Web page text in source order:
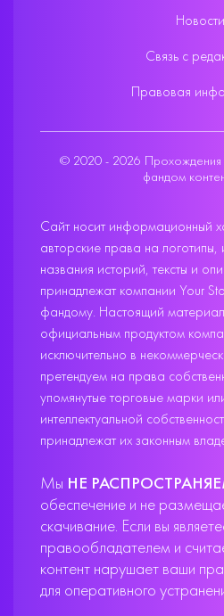
Новости
Связь с
Правовая
© 2020 - 2026 Прохождения
фандом
Сайт носит информационный
авторские права на
названия историй, тексты и
принадлежат компании Your
фандому. Настоящий материал
официальным продуктом
исключительно в
претендуем на права
упомянутые торговые марки
интеллектуальной
принадлежат их законным
Мы НЕ
обеспечение и не
скачивание. Если вы
правообладателем и
контент нарушает ваши
для оперативного